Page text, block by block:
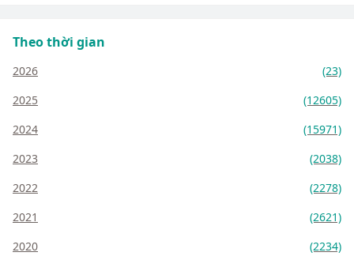
Theo thời gian
2026
(23)
2025
(12605)
2024
(15971)
2023
(2038)
2022
(2278)
2021
(2621)
2020
(2234)